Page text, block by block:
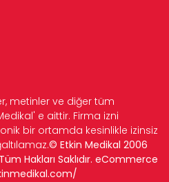
metinler ve diğer tüm
e aittir. Firma izni
bir ortamda kesinlikle izinsiz
© Etkin Medikal 2006
Hakları Saklıdır. eCommerce